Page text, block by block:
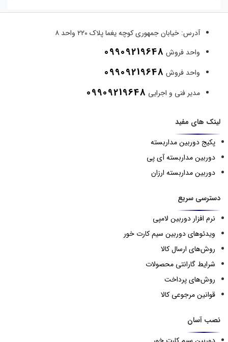
آدرس: خیابان جمهوری کوچه یغما پلاک ۲۲۰ واحد ۸
واحد فروش 09909219648
واحد فروش 09909219648
مدیر فنی و اجرایی 09909219648
لینک های مفید
پکیج دوربین مداربسته
دوربین مداربسته آی پی
دوربین مداربسته ارزان
دسترسی سریع
نرم افزار دوربین لامپی
ویدئوهای دوربین سیم کارت خور
روش‌های ارسال کالا
شرایط گارانتی محصولات
روش‌های پرداخت
قوانین مرجوعی کالا
نصب آسان